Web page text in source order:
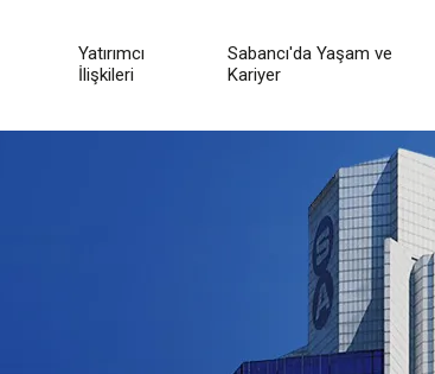
Yatırımcı
İlişkileri
Sabancı'da Yaşam ve
Kariyer